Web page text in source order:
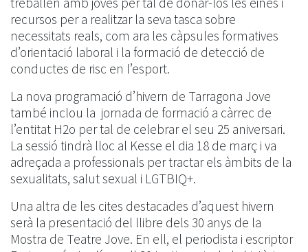
recursos per a realitzar la seva tasca sobre
necessitats reals, com ara les càpsules formatives
d’orientació laboral i la formació de detecció de
conductes de risc en l’esport.
La nova programació d’hivern de Tarragona Jove
també inclou la jornada de formació a càrrec de
l’entitat H2o per tal de celebrar el seu 25 aniversari.
La sessió tindrà lloc al Kesse el dia 18 de març i va
adreçada a professionals per tractar els àmbits de la
sexualitats, salut sexual i LGTBIQ+.
Una altra de les cites destacades d’aquest hivern
serà la presentació del llibre dels 30 anys de la
Mostra de Teatre Jove. En ell, el periodista i escriptor